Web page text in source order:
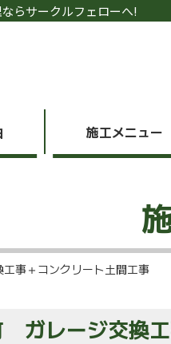
らサークルフェローへ!
施工メニュー
事＋コンクリート土間工事
ガレージ交換